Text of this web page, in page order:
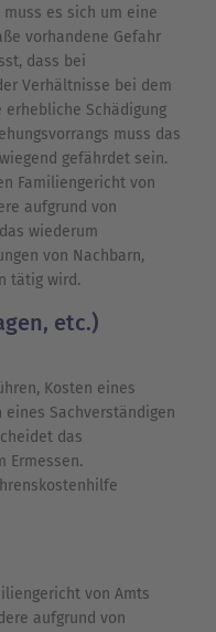
es sich um eine
vorhandene Gefahr
dass bei
Verhältnisse bei dem
Schädigung
muss das
gefährdet sein.
Familiengericht von
aufgrund von
wiederum
von Nachbarn,
tätig wird.
etc.)
Kosten eines
Sachverständigen
das
Ermessen.
von Amts
aufgrund von